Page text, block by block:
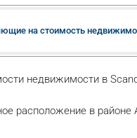
на стоимость
недвижимости в
расположение в районе